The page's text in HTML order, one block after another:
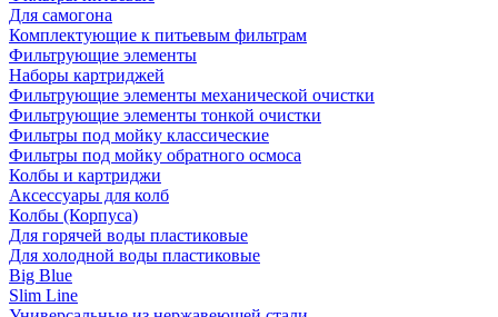
Для самогона
Комплектующие к питьевым фильтрам
Фильтрующие элементы
Наборы картриджей
Фильтрующие элементы механической очистки
Фильтрующие элементы тонкой очистки
Фильтры под мойку классические
Фильтры под мойку обратного осмоса
Колбы и картриджи
Аксессуары для колб
Колбы (Корпуса)
Для горячей воды пластиковые
Для холодной воды пластиковые
Big Blue
Slim Line